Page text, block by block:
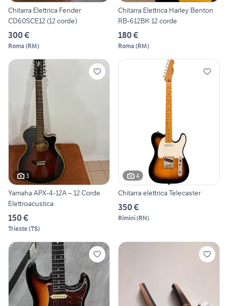
Chitarra Elettrica Fender
CD60SCE12 (12 corde)
300 €
Roma (RM)
Chitarra Elettrica Harley Benton
RB-612BK 12 corde
180 €
Roma (RM)
3
Yamaha APX-4-12A – 12 Corde
Elettroacustica
150 €
Trieste(TS)
4
Chitarra elettrica Telecaster
350 €
Rimini(RN)